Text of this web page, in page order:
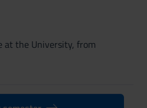
at the University, from